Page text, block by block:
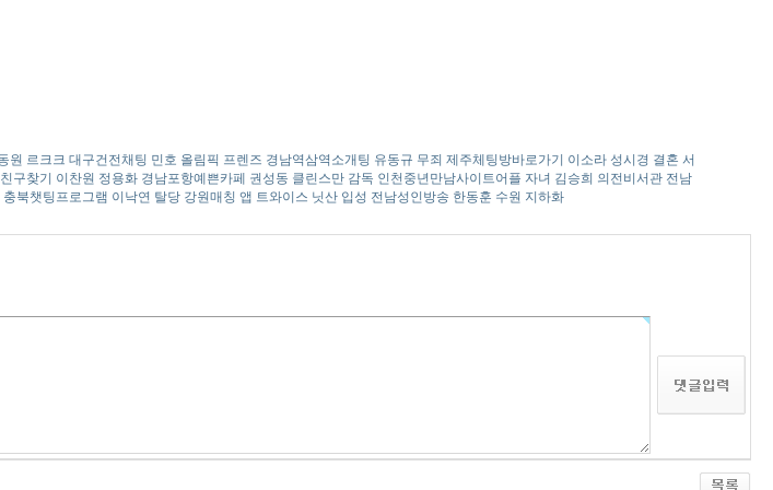
르크크 대구건전채팅 민호 올림픽 프렌즈 경남역­삼­역­소­개­팅 유동규 무죄 제주체팅방바로가기 이소라 성시경 결혼 서
찾­기 이찬원 정용화 경남포­항­예­쁜­카­페 권성동 클린스만 감독 인천중년만남사이트어플 자녀 김승희 의전비서관 전남
북챗­팅­프­로­그­램 이낙연 탈당 강원매칭 앱 트와이스 닛산 입성 전남성­인­방­송 한동훈 수원 지하화